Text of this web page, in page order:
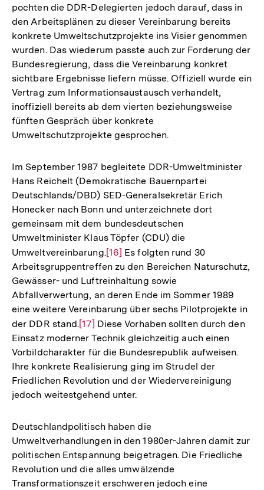
pochten die DDR-Delegierten jedoch darauf, dass in
den Arbeitsplänen zu dieser Vereinbarung bereits
konkrete Umweltschutzprojekte ins Visier genommen
wurden. Das wiederum passte auch zur Forderung der
Bundesregierung, dass die Vereinbarung konkret
sichtbare Ergebnisse liefern müsse. Offiziell wurde ein
Vertrag zum Informationsaustausch verhandelt,
inoffiziell bereits ab dem vierten beziehungsweise
fünften Gespräch über konkrete
Umweltschutzprojekte gesprochen.
Im September 1987 begleitete DDR-Umweltminister
Hans Reichelt (Demokratische Bauernpartei
Deutschlands/DBD) SED-Generalsekretär Erich
Honecker nach Bonn und unterzeichnete dort
gemeinsam mit dem bundesdeutschen
Umweltminister Klaus Töpfer (CDU) die
Umweltvereinbarung.Zur
Auflösung
der
Fußnote
[16] Es folgten rund 30
Arbeitsgruppentreffen zu den Bereichen Naturschutz,
Gewässer- und Luftreinhaltung sowie
Abfallverwertung, an deren Ende im Sommer 1989
eine weitere Vereinbarung über sechs Pilotprojekte in
der DDR stand.Zur
Auflösung
der
Fußnote
[17] Diese Vorhaben sollten durch den
Einsatz moderner Technik gleichzeitig auch einen
Vorbildcharakter für die Bundesrepublik aufweisen.
Ihre konkrete Realisierung ging im Strudel der
Friedlichen Revolution und der Wiedervereinigung
jedoch weitestgehend unter.
Deutschlandpolitisch haben die
Umweltverhandlungen in den 1980er-Jahren damit zur
politischen Entspannung beigetragen. Die Friedliche
Revolution und die alles umwälzende
Transformationszeit erschweren jedoch eine